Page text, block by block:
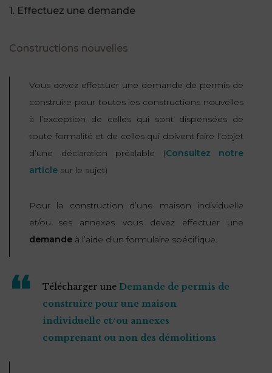
COMPENSATOIRE
PRÉJUDICE
CORPOREL
DIFFICULTÉ
PUBLIQUES
HAUSSMANN
DROIT
DU
TOURISME
FONCTION
PRÉJUDICE
CORPOREL
DES
ÉTRANGERS
L’IMMIGRATION
1. Effectuez une demande
Constructions nouvelles
Vous devez effectuer une demande de permis de
construire pour toutes les constructions nouvelles
à l’exception de celles qui sont dispensées de
toute formalité et de celles qui doivent faire l’objet
d’une déclaration préalable (Consultez notre
article sur le sujet)
Pour la construction d’une maison individuelle
et/ou ses annexes vous devez effectuer une
demande à l’aide d’un formulaire spécifique.
Télécharger une Demande de permis de
construire pour une maison
individuelle et/ou annexes
comprenant ou non des démolitions